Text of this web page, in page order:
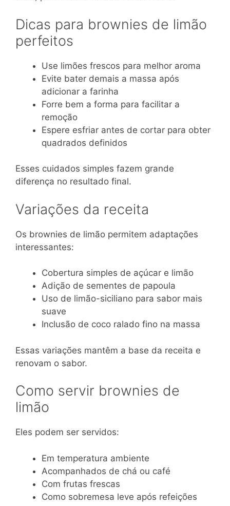
Dicas para brownies de limão
perfeitos
Use limões frescos para melhor aroma
Evite bater demais a massa após
adicionar a farinha
Forre bem a forma para facilitar a
remoção
Espere esfriar antes de cortar para obter
quadrados definidos
Esses cuidados simples fazem grande
diferença no resultado final.
Variações da receita
Os brownies de limão permitem adaptações
interessantes:
Cobertura simples de açúcar e limão
Adição de sementes de papoula
Uso de limão-siciliano para sabor mais
suave
Inclusão de coco ralado fino na massa
Essas variações mantêm a base da receita e
renovam o sabor.
Como servir brownies de
limão
Eles podem ser servidos:
Em temperatura ambiente
Acompanhados de chá ou café
Com frutas frescas
Como sobremesa leve após refeições